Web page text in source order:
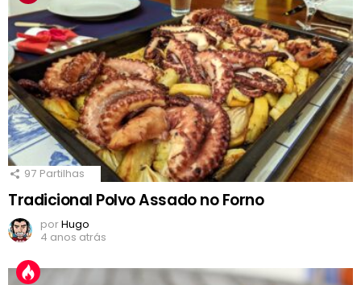
97 Partilhas
Tradicional Polvo Assado no Forno
porHugo
4 anos atrás